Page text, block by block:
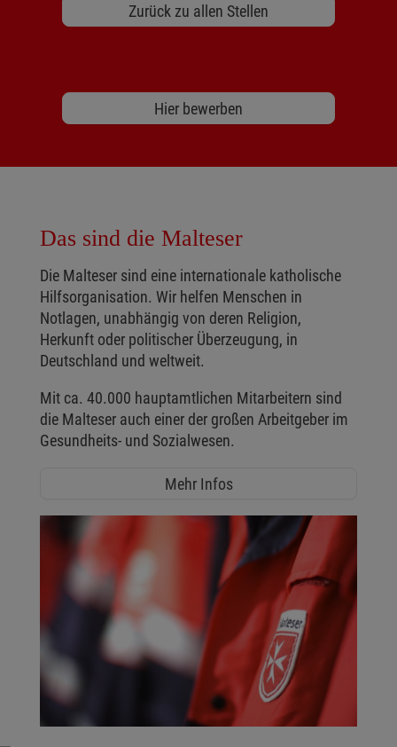
Zurück zu allen Stellen
Hier bewerben
Das sind die Malteser
Die Malteser sind eine internationale katholische
Hilfsorganisation. Wir helfen Menschen in
Notlagen, unabhängig von deren Religion,
Herkunft oder politischer Überzeugung, in
Deutschland und weltweit.
Mit ca. 40.000 hauptamtlichen Mitarbeitern sind
die Malteser auch einer der großen Arbeitgeber im
Gesundheits- und Sozialwesen.
Mehr Infos